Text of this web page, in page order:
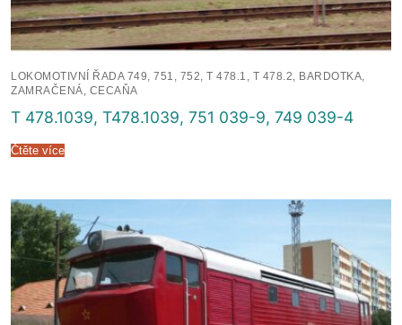
LOKOMOTIVNÍ ŘADA 749, 751, 752, T 478.1, T 478.2, BARDOTKA,
ZAMRAČENÁ, CECAŇA
T 478.1039, T478.1039, 751 039-9, 749 039-4
Čtěte více